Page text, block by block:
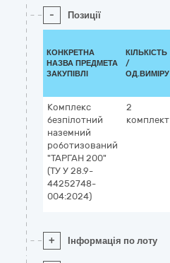
- Позиції
КОНКРЕТНА
НАЗВА ПРЕДМЕТА
ЗАКУПІВЛІ
КІЛЬКІСТЬ
/
ОД.ВИМІРУ
Комплекс
безпілотний
наземний
роботизований
"ТАРГАН 200"
(ТУ У 28.9-
44252748-
004:2024)
2
комплект
+ Інформація по лоту